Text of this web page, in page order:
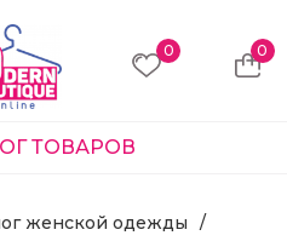
0 0
ТОВАРОВ
женской одежды